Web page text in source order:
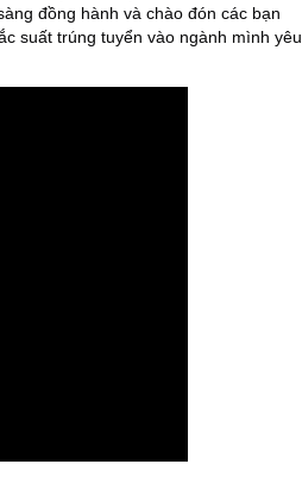
đồng hành và chào đón các bạn
suất trúng tuyển vào ngành mình yêu